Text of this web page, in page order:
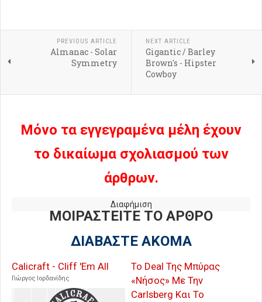
PREVIOUS ARTICLE
Almanac - Solar
Symmetry
NEXT ARTICLE
Gigantic / Barley
Brown's - Hipster
Cowboy
Μόνο τα εγγεγραμένα μέλη έχουν
το δικαίωμα σχολιασμού των
άρθρων.
Διαφήμιση
ΜΟΙΡΑΣΤΕΙΤΕ ΤΟ ΑΡΘΡΟ
ΔΙΑΒΑΣΤΕ ΑΚΟΜΑ
Calicraft - Cliff 'Em All
Γιώργος Ιορδανίδης
Το Deal Της Μπύρας
«Νήσος» Με Την
Carlsberg Και Το